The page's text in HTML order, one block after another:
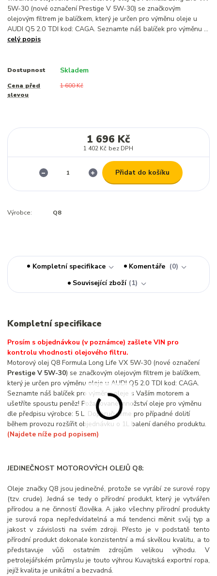
5W-30 (nové označení Prestige V 5W-30) se značkovým
olejovým filtrem je balíčkem, který je určen pro výměnu oleje u
AUDI Q5 2.0 TDI kod: CAGA. Seznamte náš balíček pro výměnu ...
celý popis
Dostupnost Skladem
Cena před
slevou
1 600 Kč
1 696 Kč
1 402 Kč bez DPH
Přidat do košíku
Výrobce: Q8
Kompletní specifikace Komentáře
0
Související zboží
1
Kompletní specifikace
Prosím s objednávkou (v poznámce) zašlete VIN pro
kontrolu vhodnosti olejového filtru.
Motorový olej Q8 Formula Long Life VX 5W-30 (nové označení
Prestige V 5W-30) se značkovým olejovým filtrem je balíčkem,
který je určen pro výměnu oleje u AUDI Q5 2.0 TDI kod: CAGA.
Seznamte náš balíček pro výměnu oleje s Vaším motorem a
ušetříte spoustu peněz! Požadované množství oleje pro výměnu
dle předpisu výrobce: 5 L. Doporučujeme pro případné dolití
během provozu rozšířit objednávku o 1L balení daného produktu.
(Najdete níže pod popisem)
JEDINEČNOST MOTOROVÝCH OLEJŮ Q8:
Oleje značky Q8 jsou jedinečné, protože se vyrábí ze surové ropy
(tzv. crude). Jedná se tedy o přírodní produkt, který je vytvářen
přírodou a ne činností člověka. A jako všechny přírodní produkty
je surová ropa nepředvídatelná a má tendenci měnit svůj typ a
jakost v závislosti na svém zdroji. Přesto je v podstatě tento
přírodní produkt dokonale konzistentní a má skvělou kvalitu, a to
představuje vůči ostatním zdrojům velikou výhodu. V
petrolejářském průmyslu je touto výhrou Kuvajtská exportní ropa,
jejíž kvalita je unikátní a bezvadná.